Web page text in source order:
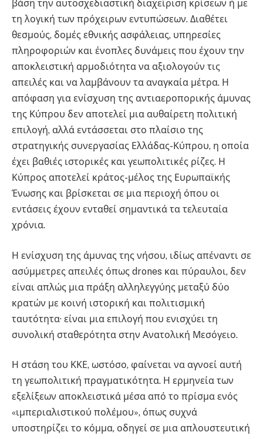
βάση την αυτοσχεδιαστική διαχείριση κρίσεων ή με
τη λογική των πρόχειρων εντυπώσεων. Διαθέτει
θεσμούς, δομές εθνικής ασφάλειας, υπηρεσίες
πληροφοριών και ένοπλες δυνάμεις που έχουν την
αποκλειστική αρμοδιότητα να αξιολογούν τις
απειλές και να λαμβάνουν τα αναγκαία μέτρα. Η
απόφαση για ενίσχυση της αντιαεροπορικής άμυνας
της Κύπρου δεν αποτελεί μια αυθαίρετη πολιτική
επιλογή, αλλά εντάσσεται στο πλαίσιο της
στρατηγικής συνεργασίας Ελλάδας-Κύπρου, η οποία
έχει βαθιές ιστορικές και γεωπολιτικές ρίζες. Η
Κύπρος αποτελεί κράτος-μέλος της Ευρωπαϊκής
Ένωσης και βρίσκεται σε μια περιοχή όπου οι
εντάσεις έχουν ενταθεί σημαντικά τα τελευταία
χρόνια.
Η ενίσχυση της άμυνας της νήσου, ιδίως απέναντι σε
ασύμμετρες απειλές όπως drones και πύραυλοι, δεν
είναι απλώς μια πράξη αλληλεγγύης μεταξύ δύο
κρατών με κοινή ιστορική και πολιτισμική
ταυτότητα· είναι μια επιλογή που ενισχύει τη
συνολική σταθερότητα στην Ανατολική Μεσόγειο.
Η στάση του ΚΚΕ, ωστόσο, φαίνεται να αγνοεί αυτή
τη γεωπολιτική πραγματικότητα. Η ερμηνεία των
εξελίξεων αποκλειστικά μέσα από το πρίσμα ενός
«ιμπεριαλιστικού πολέμου», όπως συχνά
υποστηρίζει το κόμμα, οδηγεί σε μια απλουστευτική